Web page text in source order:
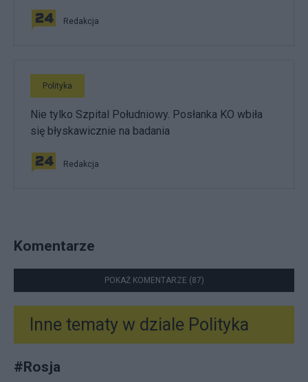
Redakcja
Polityka
Nie tylko Szpital Południowy. Posłanka KO wbiła
się błyskawicznie na badania
Redakcja
Komentarze
POKAŻ KOMENTARZE (87)
Inne tematy w dziale Polityka
#Rosja